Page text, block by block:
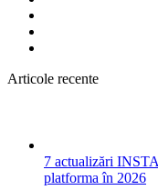
Articole recente
7 actualizări
platforma în 2026